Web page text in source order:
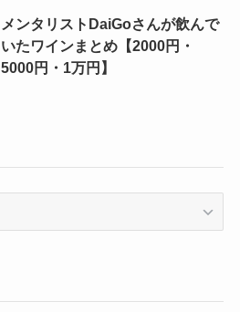
メンタリストDaiGoさんが飲んで
いたワインまとめ【2000円・
5000円・1万円】